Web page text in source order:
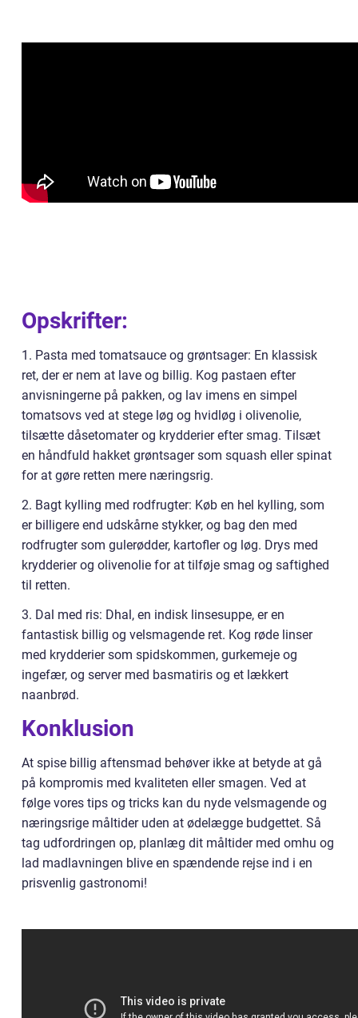
Opskrifter:
1. Pasta med tomatsauce og grøntsager: En klassisk
ret, der er nem at lave og billig. Kog pastaen efter
anvisningerne på pakken, og lav imens en simpel
tomatsovs ved at stege løg og hvidløg i olivenolie,
tilsætte dåsetomater og krydderier efter smag. Tilsæt
en håndfuld hakket grøntsager som squash eller spinat
for at gøre retten mere næringsrig.
2. Bagt kylling med rodfrugter: Køb en hel kylling, som
er billigere end udskårne stykker, og bag den med
rodfrugter som gulerødder, kartofler og løg. Drys med
krydderier og olivenolie for at tilføje smag og saftighed
til retten.
3. Dal med ris: Dhal, en indisk linsesuppe, er en
fantastisk billig og velsmagende ret. Kog røde linser
med krydderier som spidskommen, gurkemeje og
ingefær, og server med basmatiris og et lækkert
naanbrød.
Konklusion
At spise billig aftensmad behøver ikke at betyde at gå
på kompromis med kvaliteten eller smagen. Ved at
følge vores tips og tricks kan du nyde velsmagende og
næringsrige måltider uden at ødelægge budgettet. Så
tag udfordringen op, planlæg dit måltider med omhu og
lad madlavningen blive en spændende rejse ind i en
prisvenlig gastronomi!